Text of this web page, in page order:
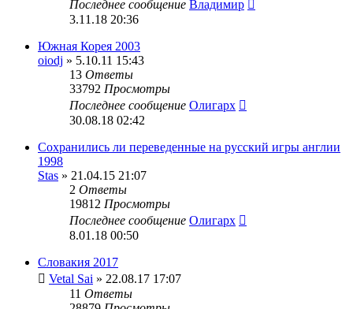
Последнее сообщение Владимир
3.11.18 20:36
Южная Корея 2003
oiodj » 5.10.11 15:43
13 Ответы
33792 Просмотры
Последнее сообщение Олигарх
30.08.18 02:42
Сохранились ли переведенные на русский игры англии
1998
Stas » 21.04.15 21:07
2 Ответы
19812 Просмотры
Последнее сообщение Олигарх
8.01.18 00:50
Словакия 2017
Vetal Sai » 22.08.17 17:07
11 Ответы